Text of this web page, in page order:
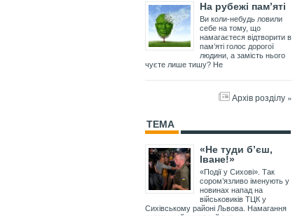
На рубежі пам’яті
Ви коли-небудь ловили
себе на тому, що
намагаєтеся відтворити в
пам’яті голос дорогої
людини, а замість нього
чуєте лише тишу? Не
Архів розділу »
ТЕМА
«Не туди б’єш,
Іване!»
«Події у Сихові». Так
сором’язливо іменують у
новинах напад на
військовиків ТЦК у
Сихівському районі Львова. Намагання